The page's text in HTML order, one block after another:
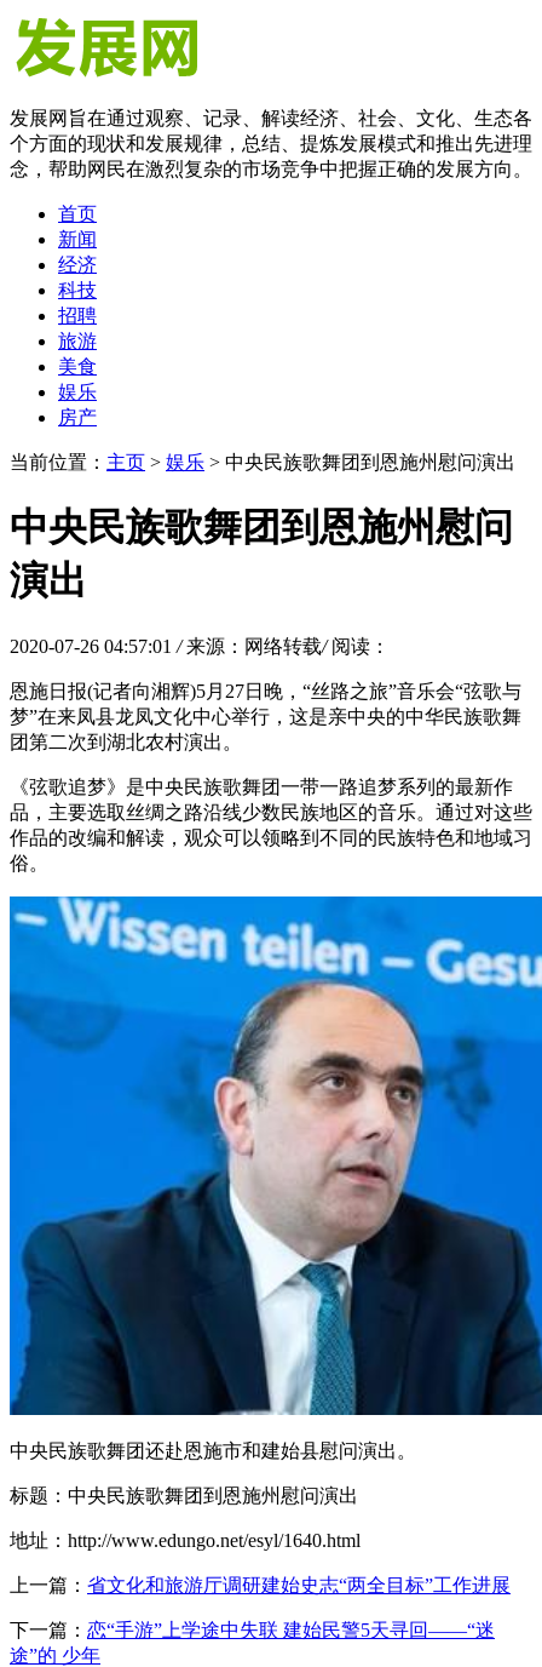
发展网旨在通过观察、记录、解读经济、社会、文化、生态各
个方面的现状和发展规律，总结、提炼发展模式和推出先进理
念，帮助网民在激烈复杂的市场竞争中把握正确的发展方向。
首页
新闻
经济
科技
招聘
旅游
美食
娱乐
房产
当前位置： 主页 > 娱乐 > 中央民族歌舞团到恩施州慰问演出
中央民族歌舞团到恩施州慰问
演出
2020-07-26 04:57:01 / 来源：网络转载/ 阅读：
恩施日报(记者向湘辉)5月27日晚，“丝路之旅”音乐会“弦歌与
梦”在来凤县龙凤文化中心举行，这是亲中央的中华民族歌舞
团第二次到湖北农村演出。
《弦歌追梦》是中央民族歌舞团一带一路追梦系列的最新作
品，主要选取丝绸之路沿线少数民族地区的音乐。通过对这些
作品的改编和解读，观众可以领略到不同的民族特色和地域习
俗。
中央民族歌舞团还赴恩施市和建始县慰问演出。
标题：中央民族歌舞团到恩施州慰问演出
地址：http://www.edungo.net/esyl/1640.html
上一篇： 省文化和旅游厅调研建始史志“两全目标”工作进展
下一篇： 恋“手游”上学途中失联 建始民警5天寻回——“迷
途”的 少年